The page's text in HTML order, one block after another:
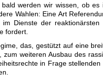
bald werden wir wissen, ob
Wahlen: Eine Art
im Dienste der
fordert.
das, gestützt auf eine
zum weiteren Ausbau des
in Frage